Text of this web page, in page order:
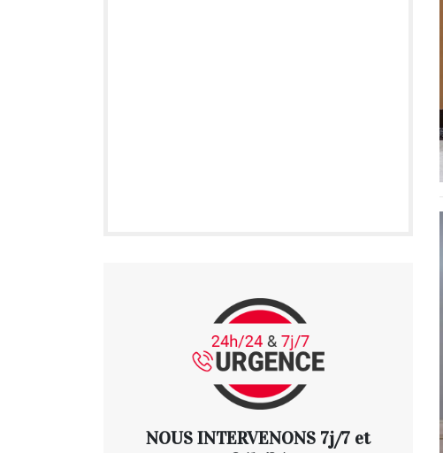
NOUS INTERVENONS 7j/7 et